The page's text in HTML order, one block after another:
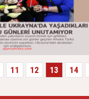
11 12 13 14